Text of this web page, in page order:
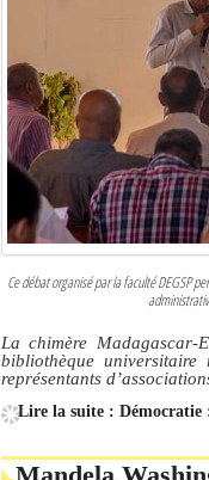
Ce débat organisé par la faculté DEGSP
La chimère
bibliothèque universitaire
représentants
Lire la suite : Démocratie